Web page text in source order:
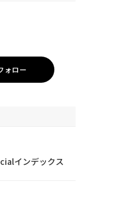
ォロー
インデックス